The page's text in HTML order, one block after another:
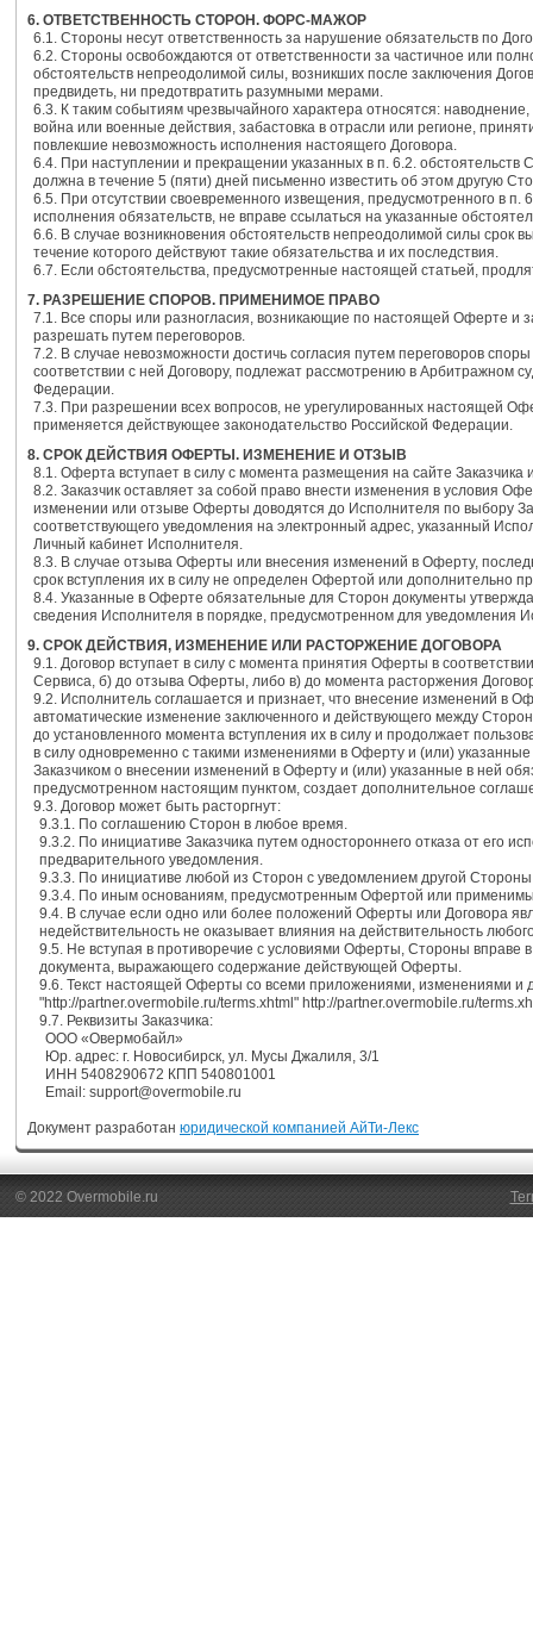
6. ОТВЕТСТВЕННОСТЬ СТОРОН. ФОРС-МАЖОР
6.1. Стороны несут ответственность за нарушение обязательств по
6.2. Стороны освобождаются от ответственности за частичное или
обстоятельств непреодолимой силы, возникших после заключения
предвидеть, ни предотвратить разумными мерами.
6.3. К таким событиям чрезвычайного характера относятся:
война или военные действия, забастовка в отрасли или регионе,
повлекшие невозможность исполнения настоящего Договора.
6.4. При наступлении и прекращении указанных в п. 6.2. обстоятельств
должна в течение 5 (пяти) дней письменно известить об этом другую
6.5. При отсутствии своевременного извещения, предусмотренного в
исполнения обязательств, не вправе ссылаться на указанные
6.6. В случае возникновения обстоятельств непреодолимой силы срок
течение которого действуют такие обязательства и их последствия.
6.7. Если обстоятельства, предусмотренные настоящей статьей,
7. РАЗРЕШЕНИЕ СПОРОВ. ПРИМЕНИМОЕ ПРАВО
7.1. Все споры или разногласия, возникающие по настоящей Оферте и
разрешать путем переговоров.
7.2. В случае невозможности достичь согласия путем переговоров
соответствии с ней Договору, подлежат рассмотрению в Арбитражном
Федерации.
7.3. При разрешении всех вопросов, не урегулированных настоящей
применяется действующее законодательство Российской Федерации.
8. СРОК ДЕЙСТВИЯ ОФЕРТЫ. ИЗМЕНЕНИЕ И ОТЗЫВ
8.1. Оферта вступает в силу с момента размещения на сайте Заказчика
8.2. Заказчик оставляет за собой право внести изменения в условия
изменении или отзыве Оферты доводятся до Исполнителя по выбору
соответствующего уведомления на электронный адрес, указанный
Личный кабинет Исполнителя.
8.3. В случае отзыва Оферты или внесения изменений в Оферту,
срок вступления их в силу не определен Офертой или дополнительно
8.4. Указанные в Оферте обязательные для Сторон документы
сведения Исполнителя в порядке, предусмотренном для уведомления
9. СРОК ДЕЙСТВИЯ, ИЗМЕНЕНИЕ ИЛИ РАСТОРЖЕНИЕ ДОГОВОРА
9.1. Договор вступает в силу с момента принятия Оферты в
Сервиса, б) до отзыва Оферты, либо в) до момента расторжения
9.2. Исполнитель соглашается и признает, что внесение изменений в
автоматические изменение заключенного и действующего между
до установленного момента вступления их в силу и продолжает
в силу одновременно с такими изменениями в Оферту и (или)
Заказчиком о внесении изменений в Оферту и (или) указанные в ней
предусмотренном настоящим пунктом, создает дополнительное
9.3. Договор может быть расторгнут:
9.3.1. По соглашению Сторон в любое время.
9.3.2. По инициативе Заказчика путем одностороннего отказа от его
предварительного уведомления.
9.3.3. По инициативе любой из Сторон с уведомлением другой
9.3.4. По иным основаниям, предусмотренным Офертой или
9.4. В случае если одно или более положений Оферты или Договора
недействительность не оказывает влияния на действительность
9.5. Не вступая в противоречие с условиями Оферты, Стороны вправе
документа, выражающего содержание действующей Оферты.
9.6. Текст настоящей Оферты со всеми приложениями, изменениями и
"http://partner.overmobile.ru/terms.xhtml" http://partner.overmobile.ru/
9.7. Реквизиты Заказчика:
ООО «Овермобайл»
Юр. адрес: г. Новосибирск, ул. Мусы Джалиля, 3/1
ИНН 5408290672 КПП 540801001
Email: support@overmobile.ru
Документ разработан юридической компанией АйТи-Лекс
© 2022 Overmobile.ru